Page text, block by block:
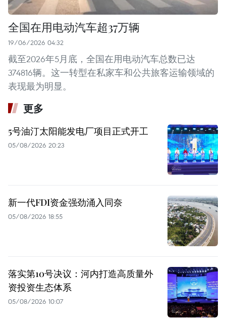
全国在用电动汽车超37万辆
19/06/2026 04:32
截至2026年5月底，全国在用电动汽车总数已达
374816辆。这一转型在私家车和公共旅客运输领域的
表现最为明显。
更多
5号油汀太阳能发电厂项目正式开工
05/08/2026 20:23
新一代FDI资金强劲涌入同奈
05/08/2026 18:55
落实第10号决议：河内打造高质量外
资投资生态体系
05/08/2026 10:07